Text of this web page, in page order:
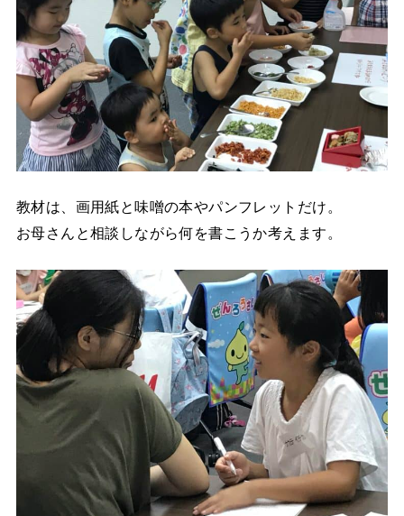
教材は、画用紙と味噌の本やパンフレットだけ。
お母さんと相談しながら何を書こうか考えます。